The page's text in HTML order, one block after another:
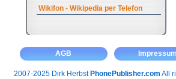
Wikifon - Wikipedia per Telefon
AGB Impressum
2007-2025 Dirk Herbst PhonePublisher.com All